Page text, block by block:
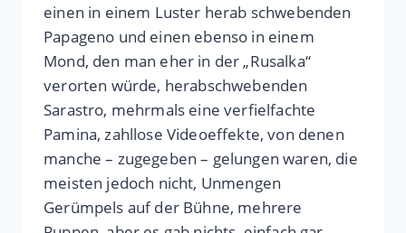
einen in einem Luster herab schwebenden
Papageno und einen ebenso in einem
Mond, den man eher in der „Rusalka“
verorten würde, herabschwebenden
Sarastro, mehrmals eine verfielfachte
Pamina, zahllose Videoeffekte, von denen
manche – zugegeben – gelungen waren, die
meisten jedoch nicht, Unmengen
Gerümpels auf der Bühne, mehrere